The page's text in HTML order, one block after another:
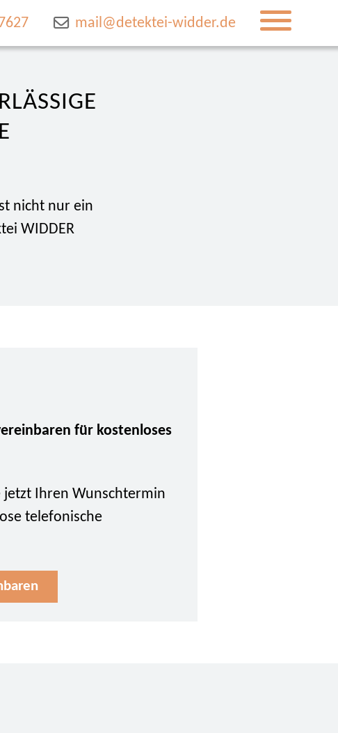
mail@detektei-widder.de
nicht nur ein
WIDDER
für kostenloses
jetzt Ihren Wunschtermin
telefonische